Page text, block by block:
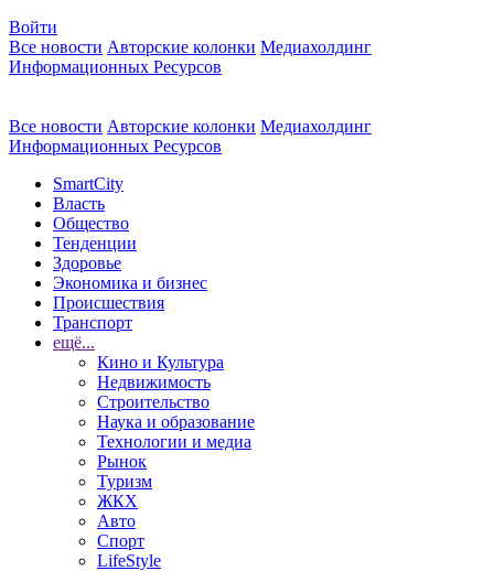
Войти
Все новости Авторские колонки Медиахолдинг
Информационных Ресурсов
Все новости Авторские колонки Медиахолдинг
Информационных Ресурсов
SmartCity
Власть
Общество
Тенденции
Здоровье
Экономика и бизнес
Происшествия
Транспорт
ещё...
Кино и Культура
Недвижимость
Строительство
Наука и образование
Технологии и медиа
Рынок
Туризм
ЖКХ
Авто
Спорт
LifeStyle